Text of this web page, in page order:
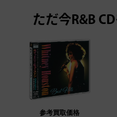
ただ今 R&B
参考買取価格